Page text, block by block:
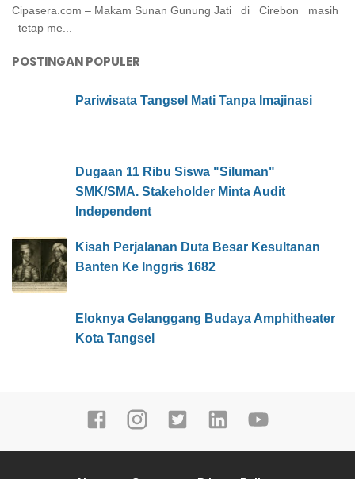
Cipasera.com – Makam Sunan Gunung Jati di Cirebon masih
tetap me...
POSTINGAN POPULER
Pariwisata Tangsel Mati Tanpa Imajinasi
Dugaan 11 Ribu Siswa "Siluman"
SMK/SMA. Stakeholder Minta Audit
Independent
Kisah Perjalanan Duta Besar Kesultanan
Banten Ke Inggris 1682
Eloknya Gelanggang Budaya Amphitheater
Kota Tangsel